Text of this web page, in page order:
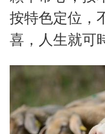
按特色定位，
喜，人生就可